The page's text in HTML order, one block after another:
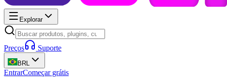
Explorar
Preços Suporte
BRL
EntrarComeçar grátis